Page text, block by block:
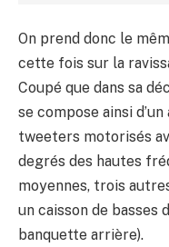
On prend donc le
cette fois sur la
Coupé que dans sa
se compose ainsi
tweeters motorisés
degrés des hautes
moyennes, trois
un caisson de basses
banquette arrière).